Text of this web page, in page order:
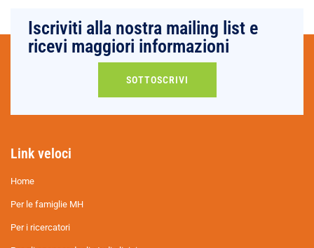
Iscriviti alla nostra mailing list e
ricevi maggiori informazioni
SOTTOSCRIVI
Link veloci
Home
Per le famiglie MH
Per i ricercatori